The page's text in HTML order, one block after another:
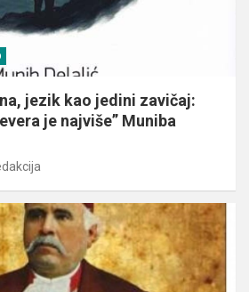
jezik kao jedini zavičaj:
je najviše” Muniba